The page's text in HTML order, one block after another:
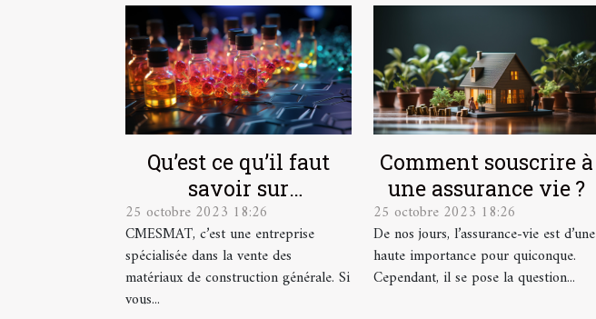
Qu’est ce qu’il faut
savoir sur
CMESMAT ?
25 octobre 2023 18:26
CMESMAT, c’est une entreprise
spécialisée dans la vente des
matériaux de construction générale. Si
vous...
Comment souscrire à
une assurance vie ?
25 octobre 2023 18:26
De nos jours, l’assurance-vie est d’une
haute importance pour quiconque.
Cependant, il se pose la question...